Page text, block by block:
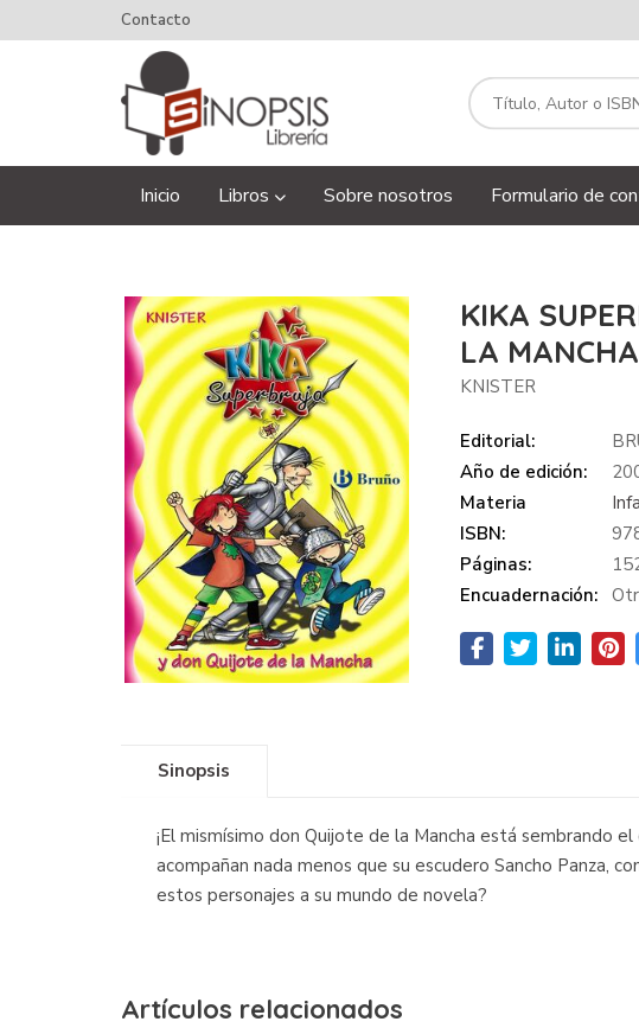
Contacto
Inicio Libros Sobre nosotros Formulario de
KIKA
LA MANCHA
KNISTER
Editorial:
Año de edición:
Materia
ISBN:
Páginas:
Encuadernación:
Sinopsis
¡El mismísimo don Quijote de la Mancha está sembrando
acompañan nada menos que su escudero Sancho Panza,
estos personajes a su mundo de novela?
Artículos relacionados